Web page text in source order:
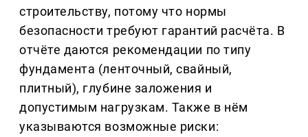
строительству, потому что нормы
безопасности требуют гарантий расчёта. В
отчёте даются рекомендации по типу
фундамента (ленточный, свайный,
плитный), глубине заложения и
допустимым нагрузкам. Также в нём
указываются возможные риски: